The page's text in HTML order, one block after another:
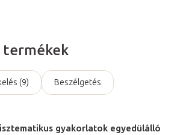
termékek
(9) Beszélgetés
gyakorlatok egyedülálló